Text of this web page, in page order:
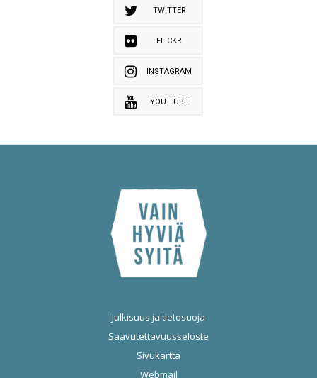
TWITTER
FLICKR
INSTAGRAM
YOU TUBE
Julkisuus ja tietosuoja
Saavutettavuusseloste
Sivukartta
Webmail